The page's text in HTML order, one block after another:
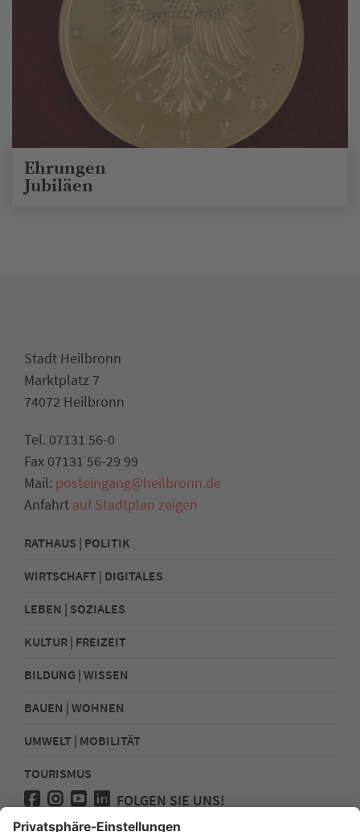
Ehrungen
Jubiläen
Stadt Heilbronn
Marktplatz 7
74072 Heilbronn
Tel. 07131 56-0
Fax 07131 56-29 99
Mail: posteingang@heilbronn.de
Anfahrt auf Stadtplan zeigen
RATHAUS | POLITIK
WIRTSCHAFT | DIGITALES
LEBEN | SOZIALES
KULTUR | FREIZEIT
BILDUNG | WISSEN
BAUEN | WOHNEN
UMWELT | MOBILITÄT
TOURISMUS
FOLGEN SIE UNS!